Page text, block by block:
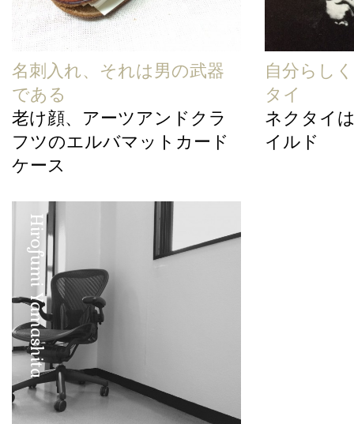
名刺入れ、それは男の武器
である
老け顔、アーツアンドクラ
フツのエルバマットカード
ケース
自分らし
タイ
ネクタイ
イルド
Hirofumi Yamashita